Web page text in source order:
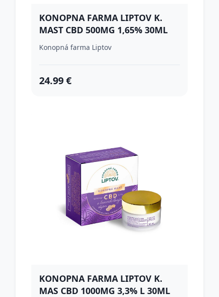
KONOPNA FARMA LIPTOV K.
MAST CBD 500MG 1,65% 30ML
Konopná farma Liptov
24.99 €
KONOPNA FARMA LIPTOV K.
MAS CBD 1000MG 3,3% L 30ML